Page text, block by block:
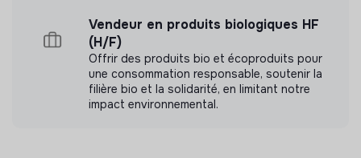
Vendeur en produits biologiques HF
(H/F)
Offrir des produits bio et écoproduits pour
une consommation responsable, soutenir la
filière bio et la solidarité, en limitant notre
impact environnemental.